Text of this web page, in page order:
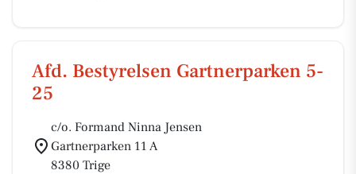
Afd. Bestyrelsen Gartnerparken 5-
25
c/o. Formand Ninna Jensen
Gartnerparken 11 A
8380 Trige